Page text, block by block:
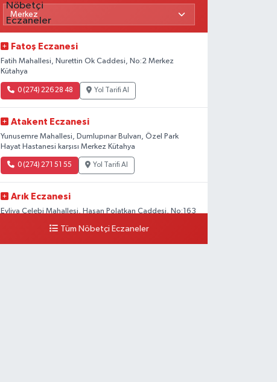
Fatoş Eczanesi
Fatih Mahallesi, Nurettin Ok Caddesi, No:2 Merkez
Kütahya
0 (274) 226 28 48 Yol Tarifi Al
Atakent Eczanesi
Yunusemre Mahallesi, Dumlupınar Bulvarı, Özel Park
Hayat Hastanesi karşısı Merkez Kütahya
0 (274) 271 51 55 Yol Tarifi Al
Arık Eczanesi
Evliya Çelebi Mahallesi, Hasan Polatkan Caddesi, No:163
Tüm Nöbetçi Eczaneler